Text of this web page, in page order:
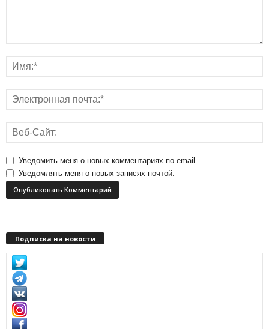
Уведомить меня о новых комментариях по email.
Уведомлять меня о новых записях почтой.
Подписка на новости